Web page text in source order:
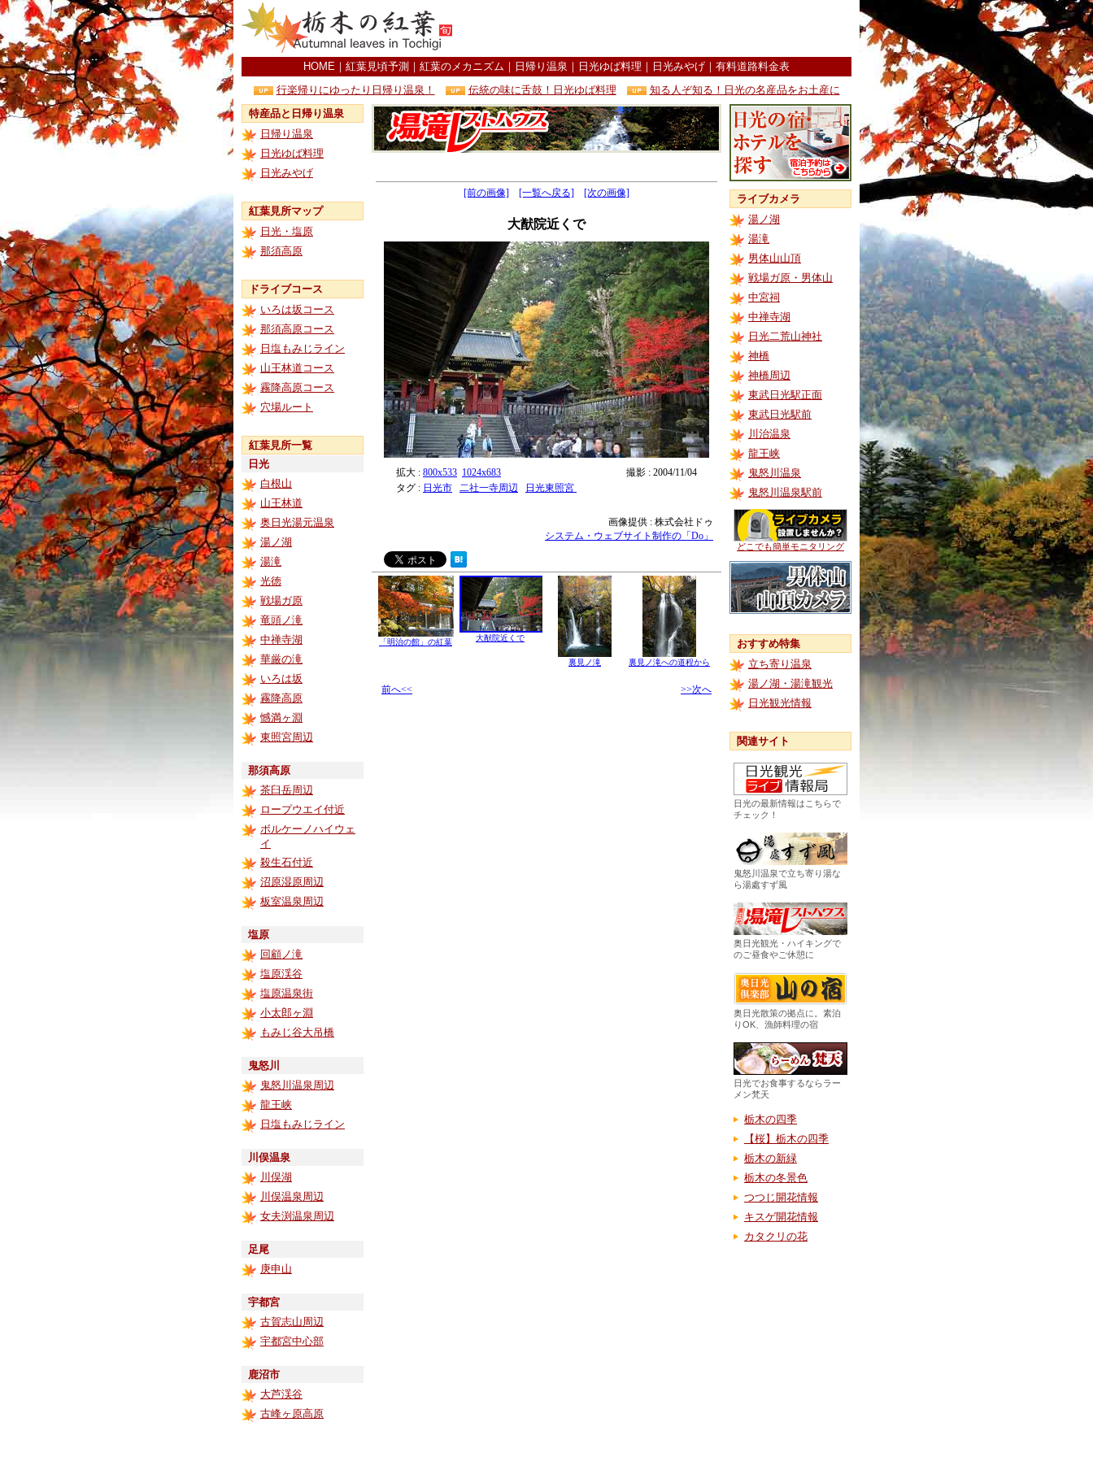
HOME ｜ 紅葉見頃予測 ｜ 紅葉のメカニズム ｜ 日帰り温泉 ｜ 日光ゆば料理 ｜ 日光みやげ ｜ 有料道路料金表
行楽帰りにゆったり日帰り温泉！
伝統の味に舌鼓！日光ゆば料理
知る人ぞ知る！日光の名産品をお土産に
特産品と日帰り温泉
日帰り温泉
日光ゆば料理
日光みやげ
紅葉見所マップ
日光・塩原
那須高原
ドライブコース
いろは坂コース
那須高原コース
日塩もみじライン
山王林道コース
霧降高原コース
穴場ルート
紅葉見所一覧
日光
白根山
山王林道
奥日光湯元温泉
湯ノ湖
湯滝
光徳
戦場ガ原
竜頭ノ滝
中禅寺湖
華厳の滝
いろは坂
霧降高原
憾満ヶ淵
東照宮周辺
那須高原
茶臼岳周辺
ロープウエイ付近
ボルケーノハイウェ
イ
殺生石付近
沼原湿原周辺
板室温泉周辺
塩原
回顧ノ滝
塩原渓谷
塩原温泉街
小太郎ヶ淵
もみじ谷大吊橋
鬼怒川
鬼怒川温泉周辺
龍王峡
日塩もみじライン
川俣温泉
川俣湖
川俣温泉周辺
女夫渕温泉周辺
足尾
庚申山
宇都宮
古賀志山周辺
宇都宮中心部
鹿沼市
大芦渓谷
古峰ヶ原高原
[前の画像] [一覧へ戻る] [次の画像]
大猷院近くで
拡大 : 800x533 1024x683
撮影 : 2004/11/04
タグ : 日光市 二社一寺周辺 日光東照宮
画像提供 : 株式会社ドゥ
システム・ウェブサイト制作の「Do」
「明治の館」の紅葉 大猷院近くで
裏見ノ滝 裏見ノ滝への道程から
前へ<< >>次へ
ライブカメラ
湯ノ湖
湯滝
男体山山頂
戦場ガ原・男体山
中宮祠
中禅寺湖
日光二荒山神社
神橋
神橋周辺
東武日光駅正面
東武日光駅前
川治温泉
龍王峡
鬼怒川温泉
鬼怒川温泉駅前
どこでも簡単モニタリング
おすすめ特集
立ち寄り温泉
湯ノ湖・湯滝観光
日光観光情報
関連サイト
日光の最新情報はこちらで
チェック！
鬼怒川温泉で立ち寄り湯な
ら湯處すず風
奥日光観光・ハイキングで
のご昼食やご休憩に
奥日光散策の拠点に。素泊
りOK、漁師料理の宿
日光でお食事するならラー
メン梵天
栃木の四季
【桜】栃木の四季
栃木の新緑
栃木の冬景色
つつじ開花情報
キスゲ開花情報
カタクリの花